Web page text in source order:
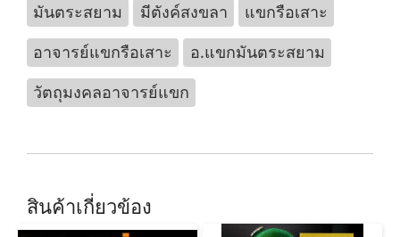
มันตระสยาม
มีตังค์สงขลา
แขกรือเสาะ
อาจารย์แขกรือเสาะ
อ.แขกมันตระสยาม
วัตถุมงคลอาจารย์แขก
สินค้าเกี่ยวข้อง